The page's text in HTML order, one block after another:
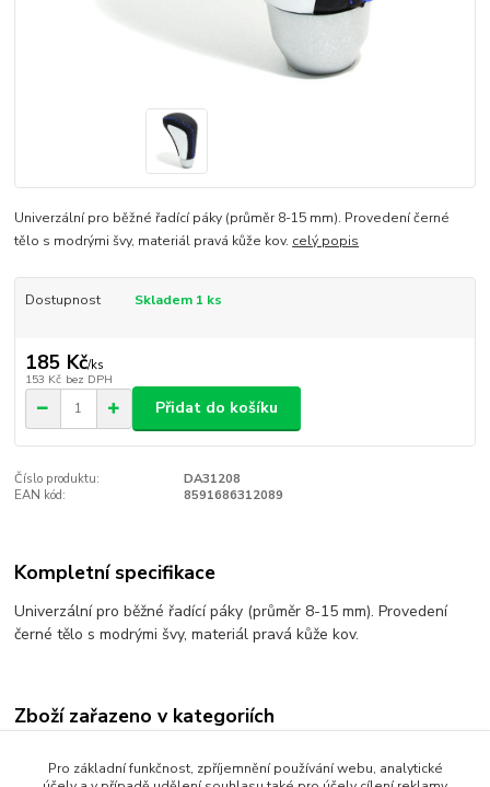
Univerzální pro běžné řadící páky (průměr 8-15 mm). Provedení černé
tělo s modrými švy, materiál pravá kůže kov. celý popis
Dostupnost Skladem 1 ks
185 Kč/ks
153 Kč bez DPH
Přidat do košíku
Číslo produktu:
DA31208
EAN kód:
8591686312089
Kompletní specifikace
Univerzální pro běžné řadící páky (průměr 8-15 mm). Provedení
černé tělo s modrými švy, materiál pravá kůže kov.
Zboží zařazeno v kategoriích
Pro základní funkčnost, zpříjemnění používání webu, analytické